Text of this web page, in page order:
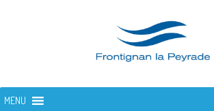
FRONTIGNAN LA
MENU